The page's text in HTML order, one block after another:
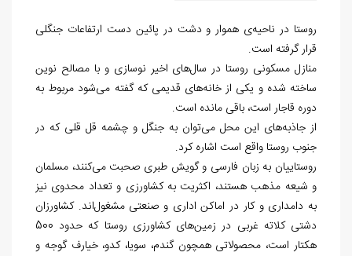
روستا در ناحیه‌‏ی هموار و دشت در پائین دست ارتفاعات جنگلی
قرار گرفته است.
منازل مسکونی روستا در سال‏‌های اخیر نوسازی و با مصالح نوین
ساخته شده‏ و یکی از خانه‏‌های قدیمی که گفته می‏‌شود مربوط به
دوره قاجار است، باقی مانده است.
از جاذبه‌‏های این محل می‏‌توان به جنگل و چشمه قل قلی که در
جنوب روستا واقع است اشاره کرد.
روستاییان به زبان فارسی و گویش طبری صحبت می‌‏کنند، مسلمان
و شیعه مذهب هستند، اکثریت به کشاورزی و تعداد محدوی نیز
به دامداری و کار در اماکن اداری و صنعتی مشغول‌اند. کشاورزان
دشتی کلاته غربی در زمین‏‌های کشاورزی روستا که حدود 500
هکتار است، محصولاتی همچون گندم، سویا، کدو، خیارف گوجه و